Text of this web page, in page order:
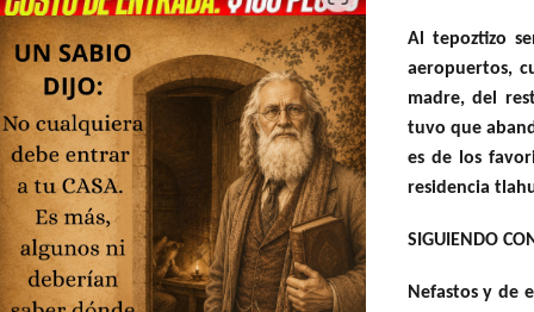
Al tepoztizo
aeropuertos,
madre, del
tuvo que
es de los
residencia
SIGUIENDO
Nefastos y de